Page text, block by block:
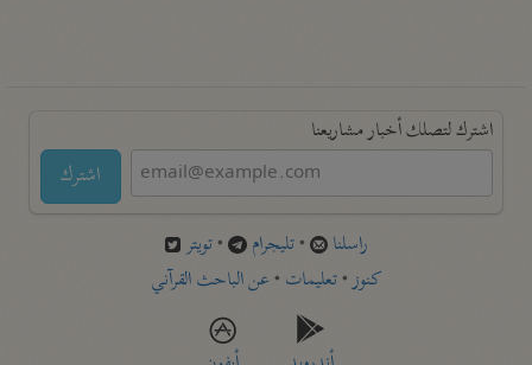
اشترك لتصلك أخبار مشاريعنا
اشترك
راسلنا •تليجرام •تويتر
كنوز•تعليمات •عن الباحث القرآني